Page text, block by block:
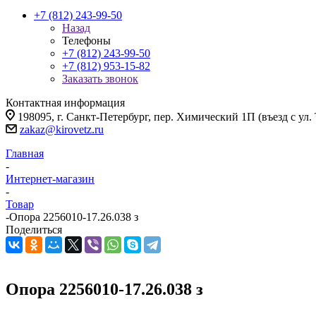
+7 (812) 243-99-50
Назад
Телефоны
+7 (812) 243-99-50
+7 (812) 953-15-82
Заказать звонок
Контактная информация
198095, г. Санкт-Петербург, пер. Химический 1П (въезд с
zakaz@kirovetz.ru
Главная
-
Интернет-магазин
-
Товар
-Опора 2256010-17.26.038 з
Поделиться
Опора 2256010-17.26.038 з